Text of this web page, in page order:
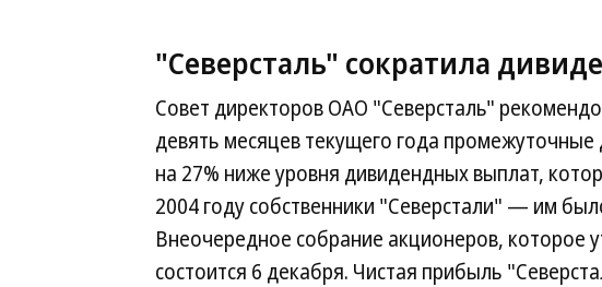
"Северсталь" сократила
Совет директоров ОАО "Северсталь"
девять месяцев текущего года
на 27% ниже уровня дивидендных выплат,
2004 году собственники "Северстали" — им
Внеочередное собрание акционеров, которое
состоится 6 декабря. Чистая прибыль